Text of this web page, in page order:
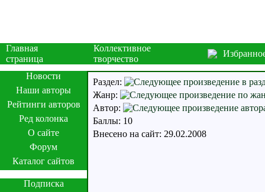
Главная
страница
Коллективное
творчество
Новости
Наши авторы
Рейтинги авторов
Ред колонка
О сайте
Форум
Каталог сайтов
Подписка
Раздел:
Жанр:
Автор:
Баллы: 10
Внесено на сайт: 29.02.2008